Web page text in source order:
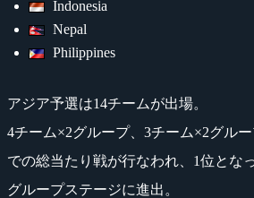
Indonesia
Nepal
Philippines
アジア予選は14チームが出場。
4チーム×2グループ、3チーム×2グルー
での総当たり戦が行なわれ、1位とな
グループステージに進出。